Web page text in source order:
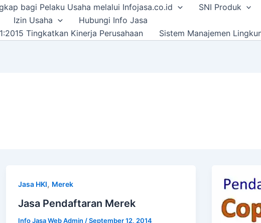
bagi Pelaku Usaha melalui Infojasa.co.id SNI Produk
Izin Usaha
Hubungi Info Jasa
Tingkatkan Kinerja Perusahaan
Sistem Manajemen
Jasa HKI, Merek
Jasa Pendaftaran Merek
Info Jasa Web Admin /September 12, 2014